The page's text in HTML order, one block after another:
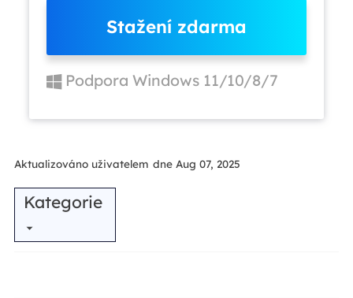
Stažení zdarma
Podpora Windows 11/10/8/7
Aktualizováno uživatelem dne Aug 07, 2025
Kategorie